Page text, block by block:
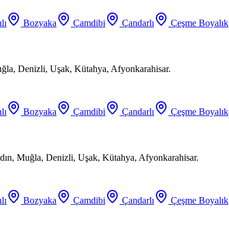
Bozyaka Çamdibi Çandarlı Çeşme Boyalık
Denizli, Uşak, Kütahya, Afyonkarahisar.
Bozyaka Çamdibi Çandarlı Çeşme Boyalık
Muğla, Denizli, Uşak, Kütahya, Afyonkarahisar.
Bozyaka Çamdibi Çandarlı Çeşme Boyalık